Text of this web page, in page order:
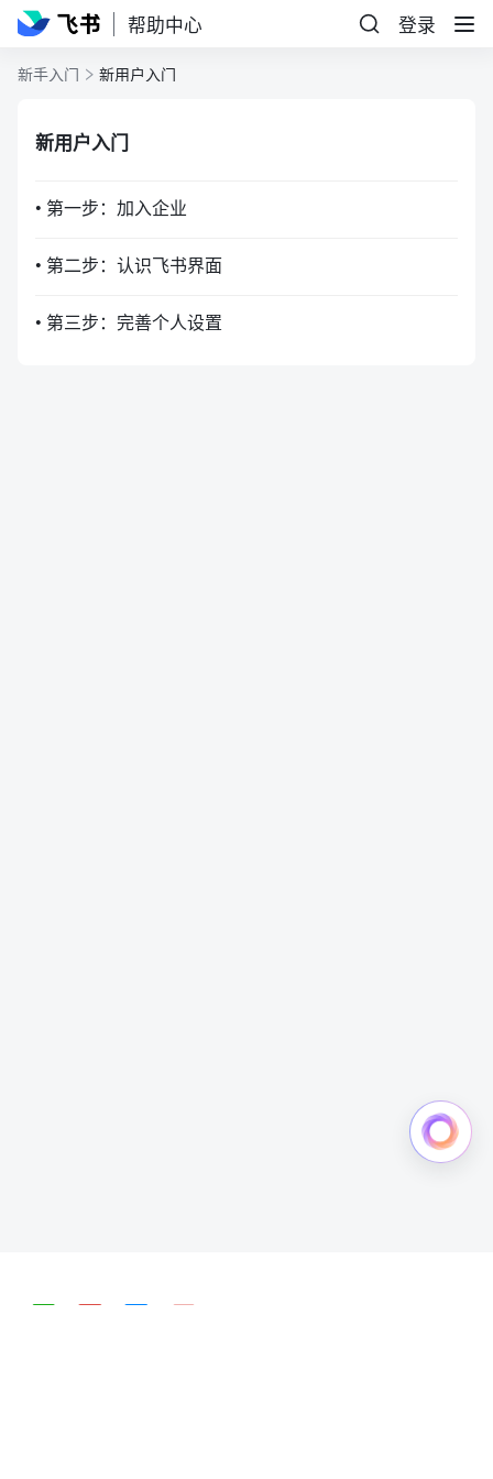
帮助中心 登录
新手入门 新用户入门
新用户入门
• 第一步：加入企业
• 第二步：认识飞书界面
• 第三步：完善个人设置